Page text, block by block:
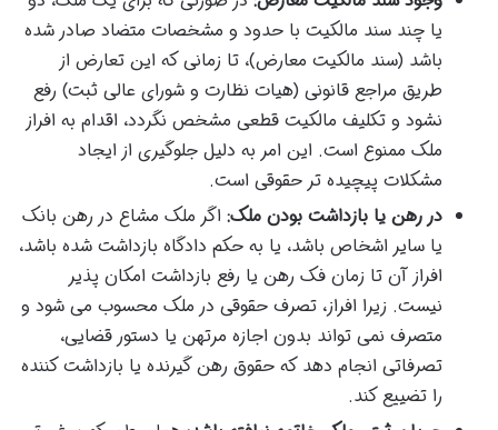
یا چند سند مالکیت با حدود و مشخصات متضاد صادر شده
باشد (سند مالکیت معارض)، تا زمانی که این تعارض از
طریق مراجع قانونی (هیات نظارت و شورای عالی ثبت) رفع
نشود و تکلیف مالکیت قطعی مشخص نگردد، اقدام به افراز
ملک ممنوع است. این امر به دلیل جلوگیری از ایجاد
مشکلات پیچیده تر حقوقی است.
در رهن یا بازداشت بودن ملک: اگر ملک مشاع در رهن بانک
یا سایر اشخاص باشد، یا به حکم دادگاه بازداشت شده باشد،
افراز آن تا زمان فک رهن یا رفع بازداشت امکان پذیر
نیست. زیرا افراز، تصرف حقوقی در ملک محسوب می شود و
متصرف نمی تواند بدون اجازه مرتهن یا دستور قضایی،
تصرفاتی انجام دهد که حقوق رهن گیرنده یا بازداشت کننده
را تضییع کند.